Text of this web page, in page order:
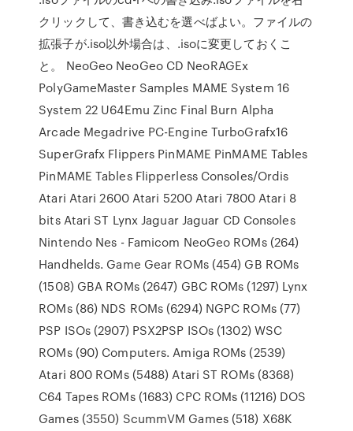
クリックして、書き込むを選べばよい。ファイルの
拡張子が.iso以外場合は、.isoに変更しておくこ
と。 NeoGeo NeoGeo CD NeoRAGEx
PolyGameMaster Samples MAME System 16
System 22 U64Emu Zinc Final Burn Alpha
Arcade Megadrive PC-Engine TurboGrafx16
SuperGrafx Flippers PinMAME PinMAME Tables
PinMAME Tables Flipperless Consoles/Ordis
Atari Atari 2600 Atari 5200 Atari 7800 Atari 8
bits Atari ST Lynx Jaguar Jaguar CD Consoles
Nintendo Nes - Famicom NeoGeo ROMs (264)
Handhelds. Game Gear ROMs (454) GB ROMs
(1508) GBA ROMs (2647) GBC ROMs (1297) Lynx
ROMs (86) NDS ROMs (6294) NGPC ROMs (77)
PSP ISOs (2907) PSX2PSP ISOs (1302) WSC
ROMs (90) Computers. Amiga ROMs (2539)
Atari 800 ROMs (5488) Atari ST ROMs (8368)
C64 Tapes ROMs (1683) CPC ROMs (11216) DOS
Games (3550) ScummVM Games (518) X68K